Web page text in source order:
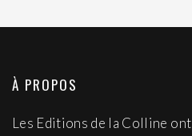
À PROPOS
Les Editions de la Colline